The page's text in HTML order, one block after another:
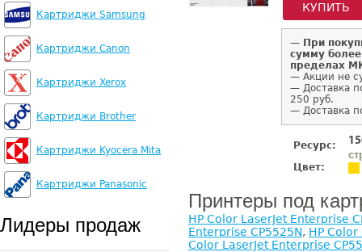
Картриджи Samsung
Картриджи Canon
Картриджи Xerox
Картриджи Brother
Картриджи Kyocera Mita
Картриджи Panasonic
Лидеры продаж
КУПИТЬ
— При
сумму
пределах
— Акции не
— Доставка
250 руб.
— Доставка
Ресурс:
Цвет:
Принтеры под
HP Color LaserJet Enterprise
Enterprise CP5525N, HP Color
Color LaserJet Enterprise